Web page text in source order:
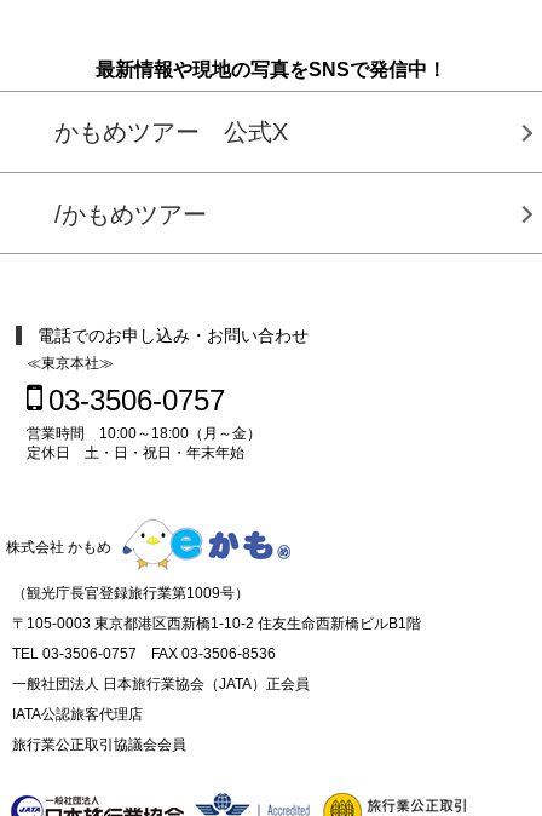
最新情報や現地の写真をSNSで発信中！
かもめツアー 公式X
/かもめツアー
電話でのお申し込み・お問い合わせ
≪東京本社≫
03-3506-0757
営業時間 10:00～18:00（月～金）
定休日 土・日・祝日・年末年始
株式会社 かもめ
（観光庁長官登録旅行業第1009号）
〒105-0003 東京都港区西新橋1-10-2 住友生命西新橋ビルB1階
TEL 03-3506-0757 FAX 03-3506-8536
一般社団法人 日本旅行業協会（JATA）正会員
IATA公認旅客代理店
旅行業公正取引協議会会員